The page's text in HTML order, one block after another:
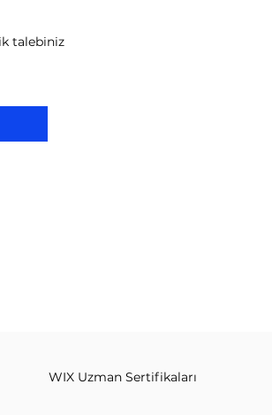
talebiniz
WIX Uzman Sertifikaları